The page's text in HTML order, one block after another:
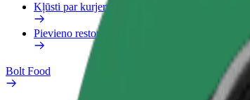
Kļūsti par kurjeru
Pievieno restorānu vai veikalu
Bolt Food